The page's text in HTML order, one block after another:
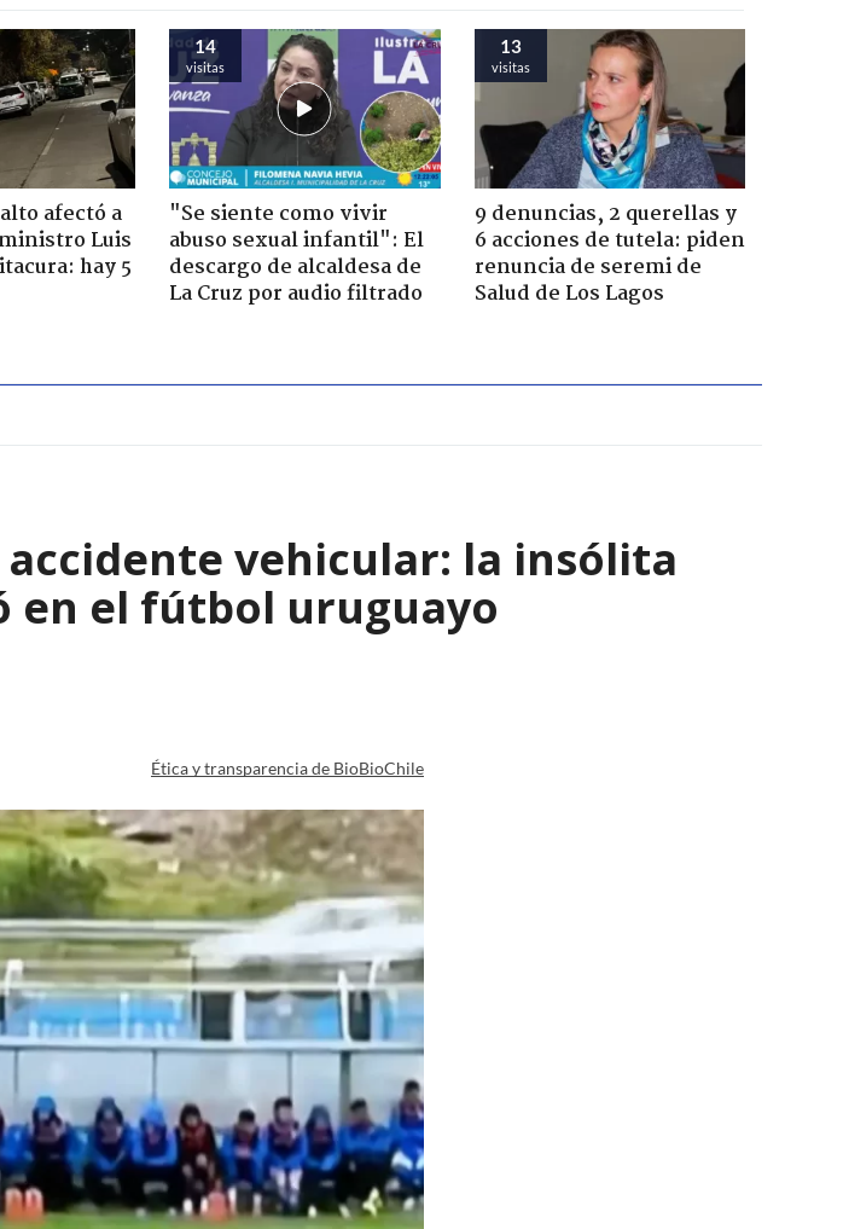
afectó a
Luis
hay 5
14
visitas
"Se siente como vivir
abuso sexual infantil": El
descargo de alcaldesa de
La Cruz por audio filtrado
13
visitas
9 denuncias, 2 querellas y
6 acciones de tutela: piden
renuncia de seremi de
Salud de Los Lagos
vehicular: la insólita
en el fútbol uruguayo
Ética y transparencia de BioBioChile